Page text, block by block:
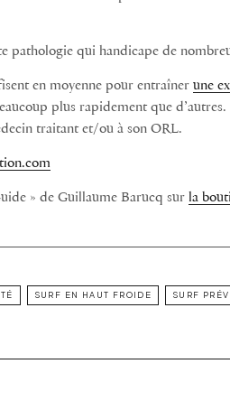
pathologie qui handicape de
en moyenne pour entraîner une
plus rapidement que d’autres.
traitant et/ou à son ORL.
» de Guillaume Barucq sur la
SURF EN HAUT FROIDE SURF